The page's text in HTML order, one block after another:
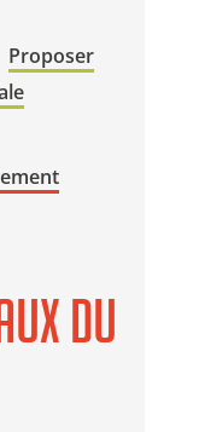
Proposer
du